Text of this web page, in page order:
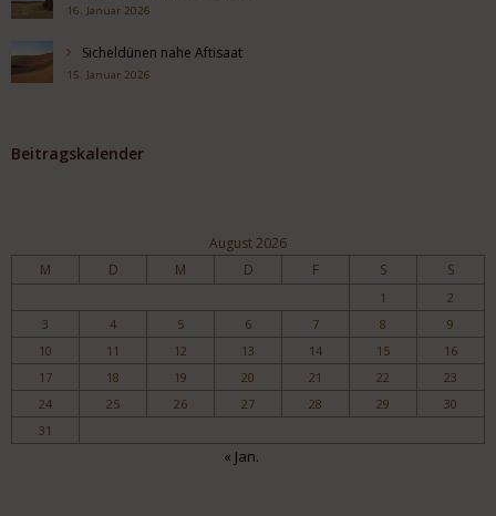
16. Januar 2026
Sicheldünen nahe Aftisaat
15. Januar 2026
Beitragskalender
August 2026
M D M D F S S
1
2
3
4 5 6 7 8
9
10
11 12 13 14 15
16
17
18 19 20 21 22
23
24
25 26 27 28 29
30
31
« Jan.